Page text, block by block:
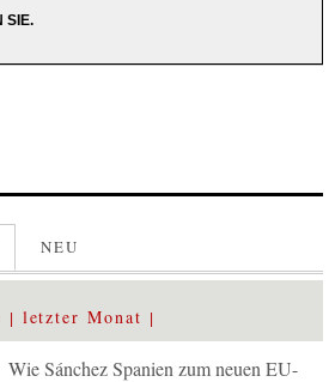
SIE.
NEU
letzter Monat
Wie Sánchez Spanien zum neuen EU-